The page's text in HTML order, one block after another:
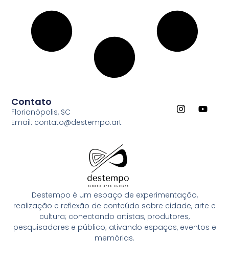
Destempo é um espaço de experimentação,
realização e reflexão de conteúdo sobre cidade, arte e
cultura; conectando artistas, produtores,
pesquisadores e público; ativando espaços, eventos e
memórias.
Contato
Florianópolis, SC
Email: contato@destempo.art